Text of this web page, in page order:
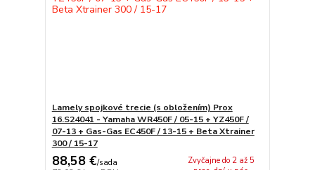
Lamely spojkové trecie (s obložením) Prox
16.S24041 - Yamaha WR450F / 05-15 + YZ450F /
07-13 + Gas-Gas EC450F / 13-15 + Beta Xtrainer
300 / 15-17
88,58 €/sada
Zvyčajne do 2 až 5